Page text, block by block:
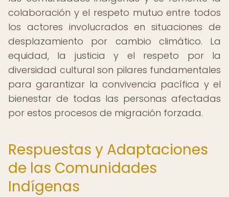
colaboración y el respeto mutuo entre todos
los actores involucrados en situaciones de
desplazamiento por cambio climático. La
equidad, la justicia y el respeto por la
diversidad cultural son pilares fundamentales
para garantizar la convivencia pacífica y el
bienestar de todas las personas afectadas
por estos procesos de migración forzada.
Respuestas y Adaptaciones
de las Comunidades
Indígenas